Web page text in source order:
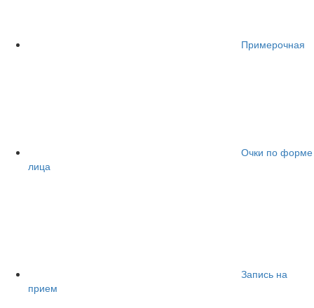
Примерочная
Очки по форме
лица
Запись на
прием